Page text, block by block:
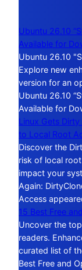
Ubuntu 26.10
Available for
Ubuntu 26.10
Explore new
version for an
Ubuntu 26.10
Available for
Linux Gets
to Local Root
Discover the
risk of local
impact your
Again:
Access
15 Best Free
Uncover the
readers.
curated list of
Best Free and